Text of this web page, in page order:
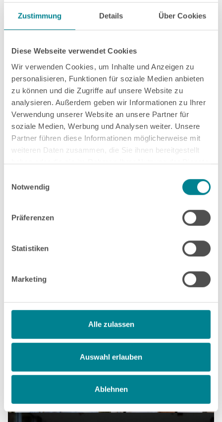
Zustimmung Details Über Cookies
Diese Webseite verwendet Cookies
Wir verwenden Cookies, um Inhalte und Anzeigen zu
personalisieren, Funktionen für soziale Medien anbieten
zu können und die Zugriffe auf unsere Website zu
analysieren. Außerdem geben wir Informationen zu Ihrer
Verwendung unserer Website an unsere Partner für
soziale Medien, Werbung und Analysen weiter. Unsere
Partner führen diese Informationen möglicherweise mit
weiteren Daten zusammen, die Sie ihnen bereitgestellt
haben oder die sie im Rahmen Ihrer Nutzung der Dienste
Notwendig
Präferenzen
Statistiken
Marketing
Alle zulassen
Auswahl erlauben
Ablehnen
“Mit meinen Kompetenzen, meinem
Wissen und meiner Erfahrung
unterstütze ich Menschen in ihrer
persönlichen und beruflichen
Entwicklung. Das erfüllt mich oft mit
Demut.”
Benjamin Lang,Coach